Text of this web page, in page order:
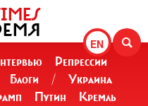
EN
Репрессии
Блоги /
Украина
Путин
Кремль